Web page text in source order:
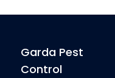
Garda Pest
Control